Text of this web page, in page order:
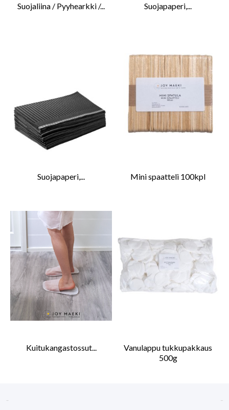
Suojaliina / Pyyhearkki /... Suojapaperi,...
Suojapaperi,... Mini spaatteli 100kpl
Kuitukangastossut...
Vanulappu tukkupakkaus
500g
 